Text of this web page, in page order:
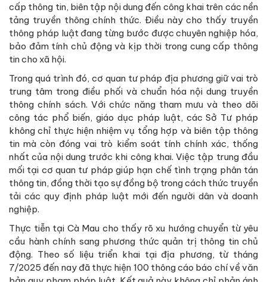
cấp thông tin, biên tập nội dung đến công khai trên các nền
tảng truyền thông chính thức. Điều này cho thấy truyền
thông pháp luật đang từng bước được chuyên nghiệp hóa,
bảo đảm tính chủ động và kịp thời trong cung cấp thông
tin cho xã hội.
Trong quá trình đó, cơ quan tư pháp địa phương giữ vai trò
trung tâm trong điều phối và chuẩn hóa nội dung truyền
thông chính sách. Với chức năng tham mưu và theo dõi
công tác phổ biến, giáo dục pháp luật, các Sở Tư pháp
không chỉ thực hiện nhiệm vụ tổng hợp và biên tập thông
tin mà còn đóng vai trò kiểm soát tính chính xác, thống
nhất của nội dung trước khi công khai. Việc tập trung đầu
mối tại cơ quan tư pháp giúp hạn chế tình trạng phân tán
thông tin, đồng thời tạo sự đồng bộ trong cách thức truyền
tải các quy định pháp luật mới đến người dân và doanh
nghiệp.
Thực tiễn tại Cà Mau cho thấy rõ xu hướng chuyển từ yêu
cầu hành chính sang phương thức quản trị thông tin chủ
động. Theo số liệu triển khai tại địa phương, từ tháng
7/2025 đến nay đã thực hiện 100 thông cáo báo chí về văn